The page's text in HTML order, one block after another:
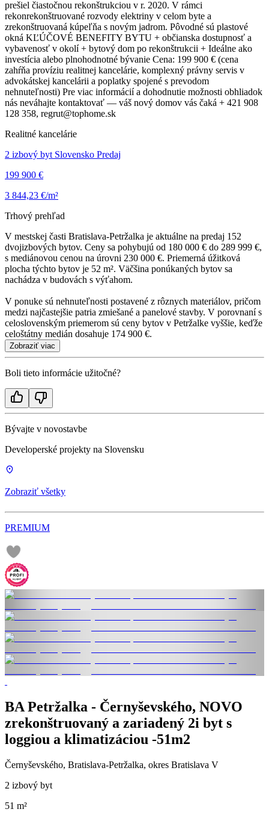
prešiel čiastočnou rekonštrukciou v r. 2020. V rámci
rekonrekonštruované rozvody elektriny v celom byte a
zrekonštruovaná kúpeľňa s novým jadrom. Pôvodné sú plastové
okná KĽÚČOVÉ BENEFITY BYTU + občianska dostupnosť a
vybavenosť v okolí + bytový dom po rekonštrukcii + Ideálne ako
investícia alebo plnohodnotné bývanie Cena: 199 900 € (cena
zahŕňa províziu realitnej kancelárie, komplexný právny servis v
advokátskej kancelárii a poplatky spojené s prevodom
nehnuteľnosti) Pre viac informácií a dohodnutie možnosti obhliadok
nás neváhajte kontaktovať — váš nový domov vás čaká + 421 908
128 358, regrut@tophome.sk
Realitné kancelárie
2 izbový byt Slovensko Predaj
199 900 €
3 844,23 €/m²
Trhový prehľad
V mestskej časti Bratislava-Petržalka je aktuálne na predaj 152
dvojizbových bytov. Ceny sa pohybujú od 180 000 € do 289 999 €,
s mediánovou cenou na úrovni 230 000 €. Priemerná úžitková
plocha týchto bytov je 52 m². Väčšina ponúkaných bytov sa
nachádza v budovách s výťahom.
V ponuke sú nehnuteľnosti postavené z rôznych materiálov, pričom
medzi najčastejšie patria zmiešané a panelové stavby. V porovnaní s
celoslovenským priemerom sú ceny bytov v Petržalke vyššie, keďže
celoštátny medián dosahuje 174 900 €.
Zobraziť viac
Boli tieto informácie užitočné?
Bývajte v novostavbe
Developerské projekty na Slovensku
Zobraziť všetky
PREMIUM
BA Petržalka - Černyševského, NOVO
zrekonštruovaný a zariadený 2i byt s
loggiou a klimatizáciou -51m2
Černyševského, Bratislava-Petržalka, okres Bratislava V
2 izbový byt
51 m²